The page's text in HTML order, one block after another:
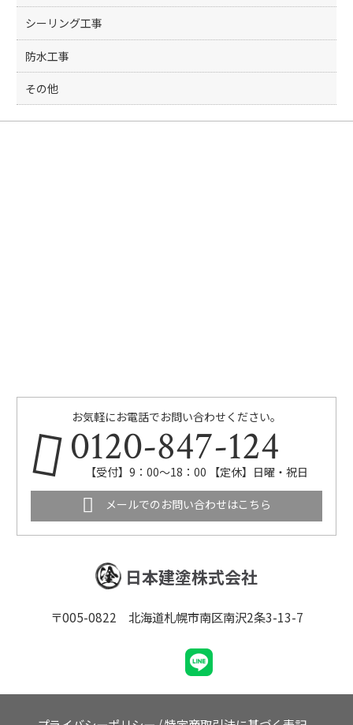
シーリング工事
防水工事
その他
お気軽にお電話でお問い合わせください。
0120-847-124
【受付】9：00～18：00 【定休】日曜・祝日
メールでのお問い合わせはこちら
日本建塗株式会社
〒005-0822 北海道札幌市南区南沢2条3-13-7